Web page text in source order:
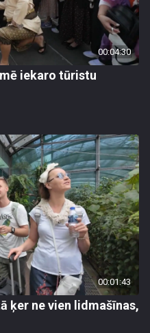
00:04:30
iekaro tūristu
00:01:43
ķer ne vien lidmašīnas,